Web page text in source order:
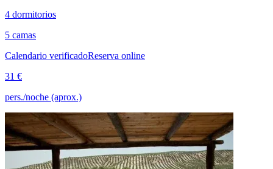
4 dormitorios
5 camas
Calendario verificadoReserva online
31 €
pers./noche (aprox.)